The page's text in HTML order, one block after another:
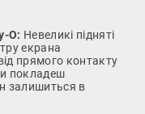
O: Невеликі підняті
екрана
прямого контакту
покладеш
залишиться в